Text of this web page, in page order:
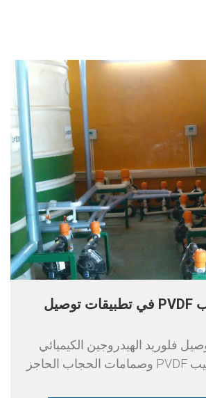
نظام أنابيب PVDF في تطبيقات توصيل
فلوريد الهيدروجين الكيميائي
(HF)، تظهر أنابيب PVDF وصمامات الحجاب الحاجز